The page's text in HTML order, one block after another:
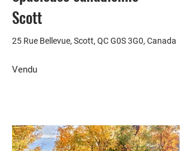
Scott
25 Rue Bellevue, Scott, QC G0S 3G0, Canada
Vendu